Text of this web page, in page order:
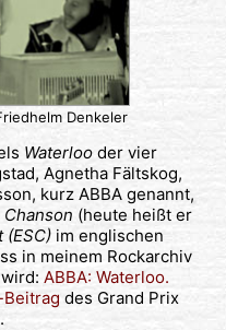
Denkeler
Waterloo der vier
Agnetha Fältskog,
kurz ABBA genannt,
(heute heißt er
(ESC) im englischen
in meinem Rockarchiv
ABBA: Waterloo.
des Grand Prix